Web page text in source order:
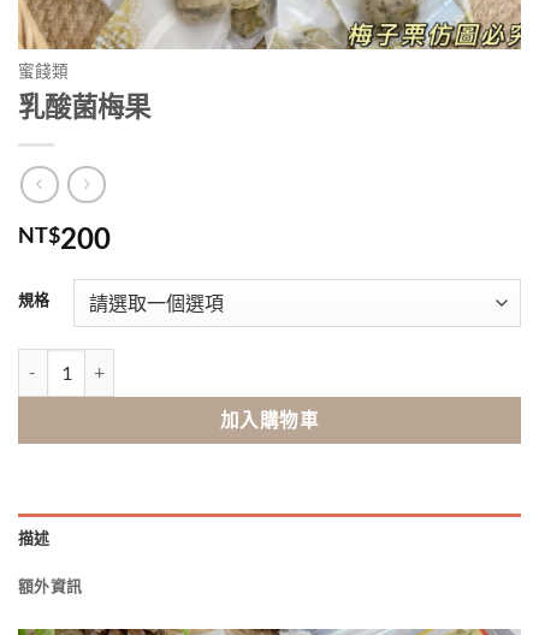
蜜餞類
乳酸菌梅果
NT$200
規格
加入購物車
描述
額外資訊